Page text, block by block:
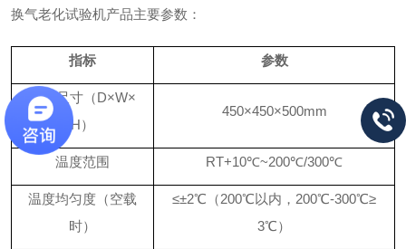
换气老化试验机产品主要参数：
指标 参数
内箱尺寸（D×W×
H）
450×450×500mm
温度范围 RT+10℃~200℃/300℃
温度均匀度（空载
时）
≤±2℃（200℃以内，200℃-300℃≥
3℃）